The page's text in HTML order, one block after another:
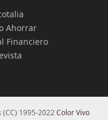
Ahorrar
Financiero
1995-2022Color Vivo